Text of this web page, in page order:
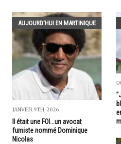
AUJOURD'HUI EN MARTINIQUE
JANVIER 9TH, 2026
Il était une FOI...un avocat
fumiste nommé Dominique
Nicolas